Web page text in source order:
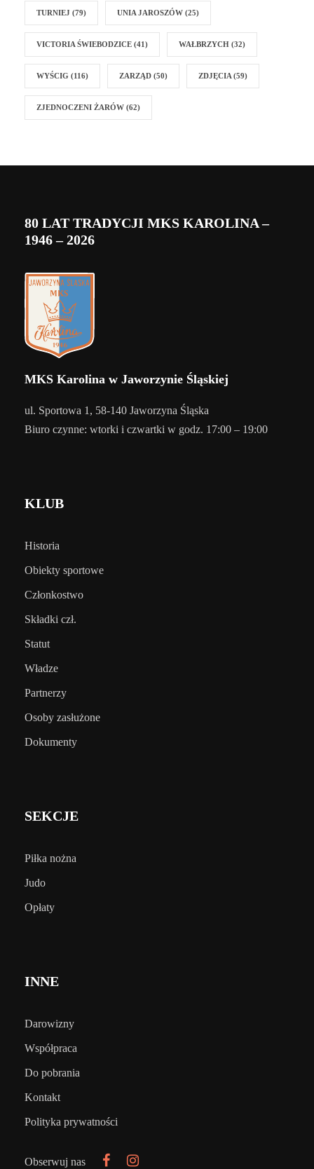
TURNIEJ (79) UNIA JAROSZÓW (25)
VICTORIA ŚWIEBODZICE (41) WAŁBRZYCH (32)
WYŚCIG (116) ZARZĄD (50) ZDJĘCIA (59)
ZJEDNOCZENI ŻARÓW (62)
80 LAT TRADYCJI MKS KAROLINA –
1946 – 2026
MKS Karolina w Jaworzynie Śląskiej
ul. Sportowa 1, 58-140 Jaworzyna Śląska
Biuro czynne: wtorki i czwartki w godz. 17:00 – 19:00
KLUB
Historia
Obiekty sportowe
Członkostwo
Składki czł.
Statut
Władze
Partnerzy
Osoby zasłużone
Dokumenty
SEKCJE
Piłka nożna
Judo
Opłaty
INNE
Darowizny
Współpraca
Do pobrania
Kontakt
Polityka prywatności
Obserwuj nas